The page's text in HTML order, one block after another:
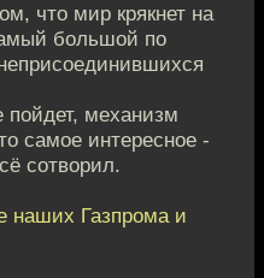
что мир крякнет на
большой по
пойдет, механизм
самое интересное -
сотворил.
наших Газпрома и